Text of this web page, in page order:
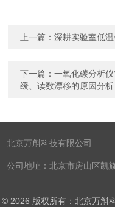
上一篇：深耕实验室低
下一篇：一氧化碳分析
缓、读数漂移的原因分析
北京万斛科技有限公司
公司地址：北京市房山区凯
© 2026 版权所有：北京万斛